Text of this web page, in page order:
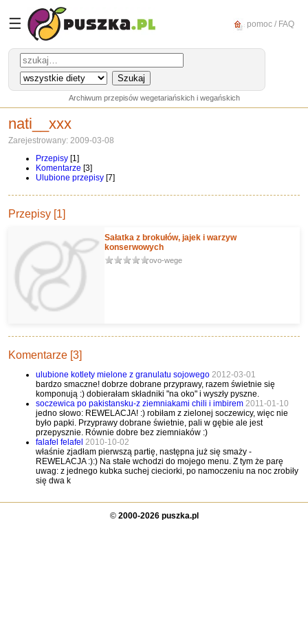
☰ pomoc / FAQ
Archiwum przepisów wegetariańskich i wegańskich
nati__xxx
Zarejestrowany: 2009-03-08
Przepisy [1]
Komentarze [3]
Ulubione przepisy [7]
Przepisy [1]
Sałatka z brokułów, jajek i warzyw
konserwowych
ovo-wege
Komentarze [3]
ulubione kotlety mielone z granulatu sojowego 2012-03-01
bardzo smaczne! dobrze dobrane przyprawy, razem świetnie się
komponują :) dobierałam składniki "na oko" i wyszły pyszne.
soczewica po pakistansku-z ziemniakami chili i imbirem 2011-01-10
jedno słowo: REWELACJA! :) robiłam z zielonej soczewicy, więc nie
było papki. Przyprawy dobrane świetnie, pali w gębie ale jest
przepysznie. Równie dobre bez ziemniaków :)
falafel felafel 2010-10-02
właśnie zjadłam pierwszą partię, następna już się smaży -
REWELACJA :):) Na stałe wchodzi do mojego menu. Z tym że parę
uwag: z jednego kubka suchej cieciorki, po namoczeniu na noc zrobiły
się dwa k
© 2000-2026 puszka.pl